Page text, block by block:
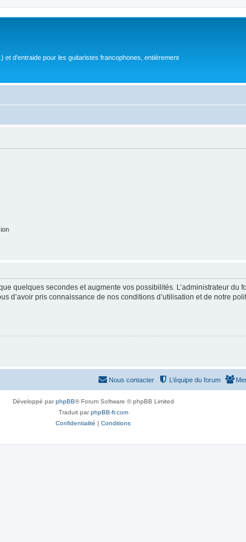
d'entraide pour les guitaristes francophones, entièrement
quelques secondes et augmente vos possibilités. L’administrateur du
d’avoir pris connaissance de nos conditions d’utilisation et de notre
L’équipe du forum
Nous contacter
Développé parphpBB® Forum Software © phpBB Limited
Traduit parphpBB-fr.com
Confidentialité | Conditions